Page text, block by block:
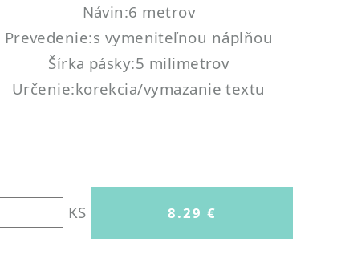
Návin:6 metrov
Prevedenie:s vymeniteľnou náplňou
Šírka pásky:5 milimetrov
Určenie:korekcia/vymazanie textu
KS